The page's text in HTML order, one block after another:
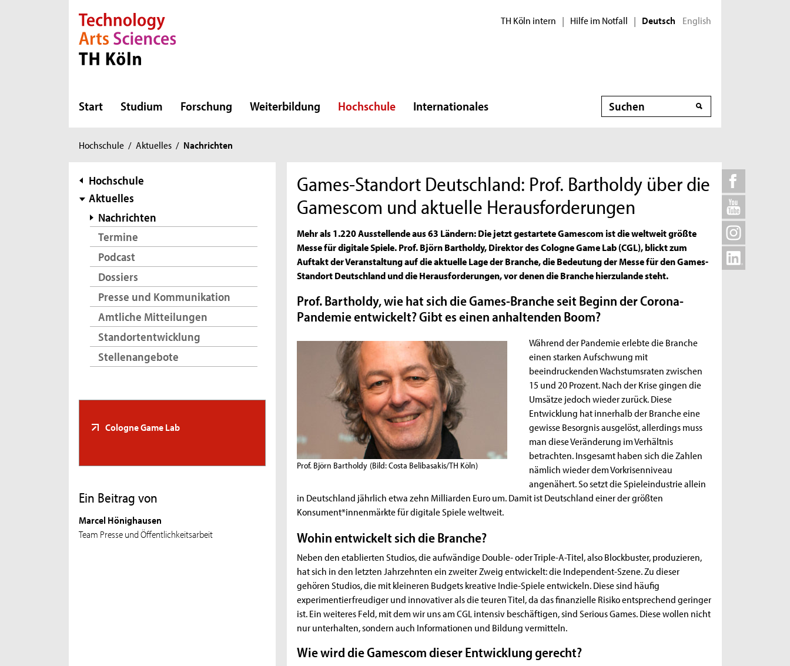
Direkt zur Hauptnavigation
Direkt zur Subnavigation
Direkt zum Inhalt
Direkt zum Fußbereich TH Köln intern | Hilfe im Notfall | Deutsch English
Start Studium Forschung Weiterbildung Hochschule Internationales Suche
Sie
hier:
Hochschule / Aktuelles / Nachrichten
Subnavigation
Hochschule
Aktuelles
Nachrichten
Termine
Podcast
Dossiers
Presse und Kommunikation
Amtliche Mitteilungen
Standortentwicklung
Stellenangebote
Cologne Game Lab
Ein Beitrag von
Marcel Hönighausen
Team Presse und Öffentlichkeitsarbeit
Games-Standort Deutschland: Prof. Bartholdy über die
Gamescom und aktuelle Herausforderungen
Mehr als 1.220 Ausstellende aus 63 Ländern: Die jetzt gestartete Gamescom ist die weltweit größte
Messe für digitale Spiele. Prof. Björn Bartholdy, Direktor des Cologne Game Lab (CGL), blickt zum
Auftakt der Veranstaltung auf die aktuelle Lage der Branche, die Bedeutung der Messe für den Games-
Standort Deutschland und die Herausforderungen, vor denen die Branche hierzulande steht.
Prof. Bartholdy, wie hat sich die Games-Branche seit Beginn der Corona-
Pandemie entwickelt? Gibt es einen anhaltenden Boom?
Prof. Björn Bartholdy (Bild: Costa Belibasakis/TH Köln)
Während der Pandemie erlebte die Branche
einen starken Aufschwung mit
beeindruckenden Wachstumsraten zwischen
15 und 20 Prozent. Nach der Krise gingen die
Umsätze jedoch wieder zurück. Diese
Entwicklung hat innerhalb der Branche eine
gewisse Besorgnis ausgelöst, allerdings muss
man diese Veränderung im Verhältnis
betrachten. Insgesamt haben sich die Zahlen
nämlich wieder dem Vorkrisenniveau
angenähert. So setzt die Spieleindustrie allein
in Deutschland jährlich etwa zehn Milliarden Euro um. Damit ist Deutschland einer der größten
Konsument*innenmärkte für digitale Spiele weltweit.
Wohin entwickelt sich die Branche?
Neben den etablierten Studios, die aufwändige Double- oder Triple-A-Titel, also Blockbuster, produzieren,
hat sich in den letzten Jahrzehnten ein zweiter Zweig entwickelt: die Independent-Szene. Zu dieser
gehören Studios, die mit kleineren Budgets kreative Indie-Spiele entwickeln. Diese sind häufig
experimentierfreudiger und innovativer als die teuren Titel, da das finanzielle Risiko entsprechend geringer
ist. Ein weiteres Feld, mit dem wir uns am CGL intensiv beschäftigen, sind Serious Games. Diese wollen nicht
nur unterhalten, sondern auch Informationen und Bildung vermitteln.
Wie wird die Gamescom dieser Entwicklung gerecht?